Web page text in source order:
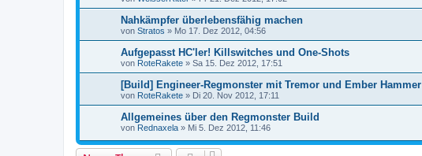
Nahkämpfer überlebensfähig machen
von Stratos » Mo 17. Dez 2012, 04:56
Aufgepasst HC'ler! Killswitches und One-Shots
von RoteRakete » Sa 15. Dez 2012, 17:51
[Build] Engineer-Regmonster mit Tremor und Ember Hammer
von RoteRakete » Di 20. Nov 2012, 17:11
Allgemeines über den Regmonster Build
von Rednaxela » Mi 5. Dez 2012, 11:46